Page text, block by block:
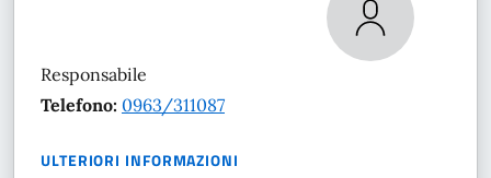
Responsabile
Telefono: 0963/311087
ULTERIORI INFORMAZIONI